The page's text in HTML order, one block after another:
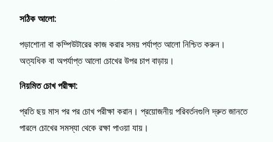
সঠিক আলো:
পড়াশোনা বা কম্পিউটারের কাজ করার সময় পর্যাপ্ত আলো নিশ্চিত করুন।
অত্যধিক বা অপর্যাপ্ত আলো চোখের উপর চাপ বাড়ায়।
নিয়মিত চোখ পরীক্ষা:
প্রতি ছয় মাস পর পর চোখ পরীক্ষা করান। প্রয়োজনীয় পরিবর্তনগুলি দ্রুত জানতে
পারলে চোখের সমস্যা থেকে রক্ষা পাওয়া যায়।